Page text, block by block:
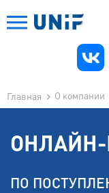
Главная О компании
ОНЛАЙН-
ПО